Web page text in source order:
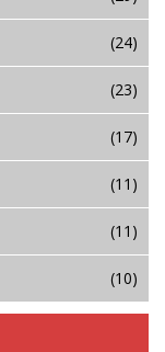
(24)
(23)
(17)
(11)
(11)
(10)